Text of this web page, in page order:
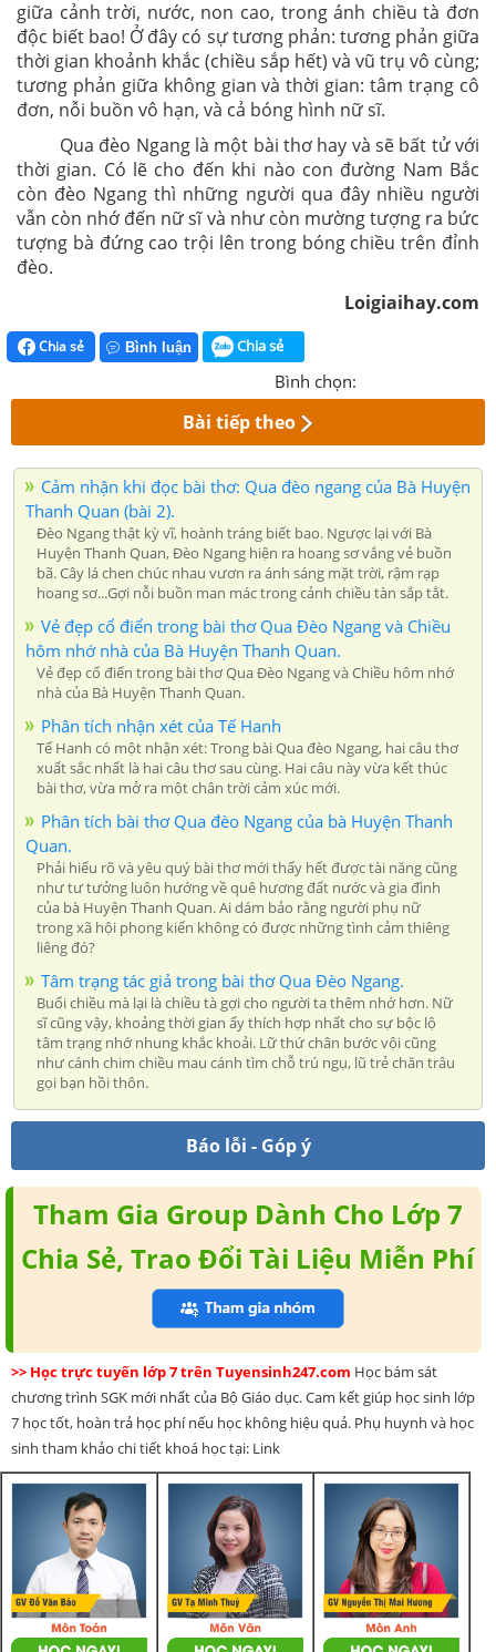
giữa cảnh trời, nước, non cao, trong ánh chiều tà đơn
độc biết bao! Ở đây có sự tương phản: tương phản giữa
thời gian khoảnh khắc (chiều sắp hết) và vũ trụ vô cùng;
tương phản giữa không gian và thời gian: tâm trạng cô
đơn, nỗi buồn vô hạn, và cả bóng hình nữ sĩ.
Qua đèo Ngang là một bài thơ hay và sẽ bất tử với
thời gian. Có lẽ cho đến khi nào con đường Nam Bắc
còn đèo Ngang thì những người qua đây nhiều người
vẫn còn nhớ đến nữ sĩ và như còn mường tượng ra bức
tượng bà đứng cao trội lên trong bóng chiều trên đỉnh
đèo.
Loigiaihay.com
Chia sẻ Bình luận Chia sẻ
Bình chọn:
Bài tiếp theo
Cảm nhận khi đọc bài thơ: Qua đèo ngang của Bà Huyện
Thanh Quan (bài 2).
Đèo Ngang thật kỳ vĩ, hoành tráng biết bao. Ngược lại với Bà
Huyện Thanh Quan, Đèo Ngang hiện ra hoang sơ vắng vẻ buồn
bã. Cây lá chen chúc nhau vươn ra ánh sáng mặt trời, rậm rạp
hoang sơ...Gợi nỗi buồn man mác trong cảnh chiều tàn sắp tắt.
Vẻ đẹp cổ điển trong bài thơ Qua Đèo Ngang và Chiều
hôm nhớ nhà của Bà Huyện Thanh Quan.
Vẻ đẹp cổ điển trong bài thơ Qua Đèo Ngang và Chiều hôm nhớ
nhà của Bà Huyện Thanh Quan.
Phân tích nhận xét của Tế Hanh
Tế Hanh có một nhận xét: Trong bài Qua đèo Ngang, hai câu thơ
xuất sắc nhất là hai câu thơ sau cùng. Hai câu này vừa kết thúc
bài thơ, vừa mở ra một chân trời cảm xúc mới.
Phân tích bài thơ Qua đèo Ngang của bà Huyện Thanh
Quan.
Phải hiểu rõ và yêu quý bài thơ mới thấy hết được tài năng cũng
như tư tưởng luôn hướng về quê hương đất nước và gia đình
của bà Huyện Thanh Quan. Ai dám bảo rằng người phụ nữ
trong xã hội phong kiến không có được những tình cảm thiêng
liêng đó?
Tâm trạng tác giả trong bài thơ Qua Đèo Ngang.
Buổi chiều mà lại là chiều tà gợi cho người ta thêm nhớ hơn. Nữ
sĩ cũng vậy, khoảng thời gian ấy thích hợp nhất cho sự bộc lộ
tâm trạng nhớ nhung khắc khoải. Lữ thứ chân bước vội cũng
như cánh chim chiều mau cánh tìm chỗ trú ngụ, lũ trẻ chăn trâu
gọi bạn hồi thôn.
Báo lỗi - Góp ý
Tham Gia Group Dành Cho Lớp 7
Chia Sẻ, Trao Đổi Tài Liệu Miễn Phí
>> Học trực tuyến lớp 7 trên Tuyensinh247.com Học bám sát
chương trình SGK mới nhất của Bộ Giáo dục. Cam kết giúp học sinh lớp
7 học tốt, hoàn trả học phí nếu học không hiệu quả. Phụ huynh và học
sinh tham khảo chi tiết khoá học tại: Link